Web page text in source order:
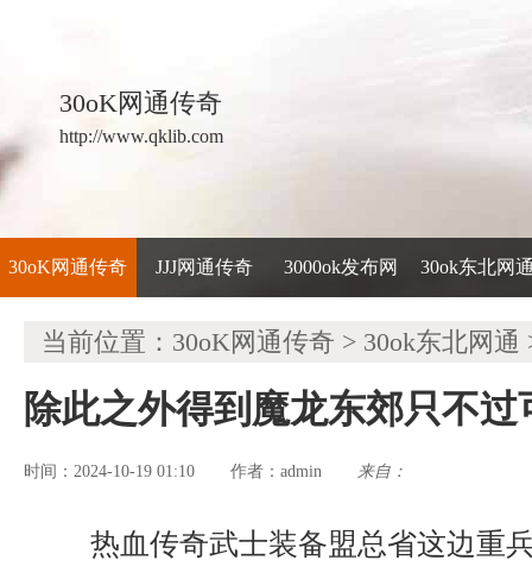
30oK网通传奇
http://www.qklib.com
30oK网通传奇 JJJ网通传奇 3000ok发布网 30ok东北网
当前位置： 30oK网通传奇 > 30ok东北网通
除此之外得到魔龙东郊只不过
时间：2024-10-19 01:10 作者： admin 来自：
热血传奇武士装备盟总省这边重